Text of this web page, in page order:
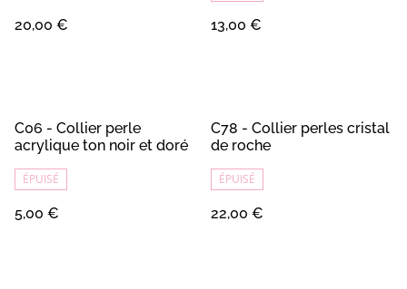
20,00 € 13,00 €
C06 - Collier perle
acrylique ton noir et doré
ÉPUISÉ
5,00 €
C78 - Collier perles cristal
de roche
ÉPUISÉ
22,00 €